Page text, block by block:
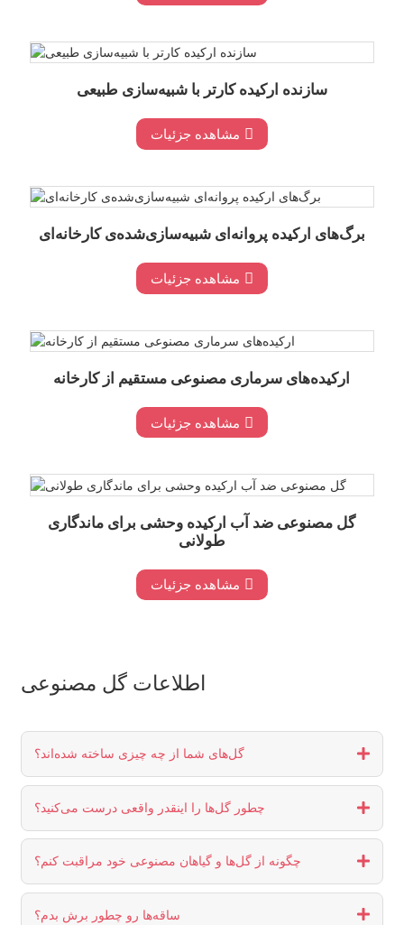
سازنده ارکیده کارتر با شبیه‌سازی طبیعی
مشاهده جزئیات
برگ‌های ارکیده پروانه‌ای شبیه‌سازی‌شده‌ی کارخانه‌ای
مشاهده جزئیات
ارکیده‌های سرماری مصنوعی مستقیم از کارخانه
مشاهده جزئیات
گل مصنوعی ضد آب ارکیده وحشی برای ماندگاری
طولانی
مشاهده جزئیات
اطلاعات گل مصنوعی
گل‌های شما از چه چیزی ساخته شده‌اند؟
چطور گل‌ها را اینقدر واقعی درست می‌کنید؟
چگونه از گل‌ها و گیاهان مصنوعی خود مراقبت کنم؟
ساقه‌ها رو چطور برش بدم؟